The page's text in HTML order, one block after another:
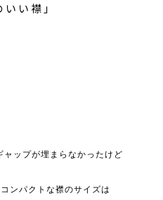
いい襟」
ップが埋まらなかったけど
ンパクトな襟のサイズは